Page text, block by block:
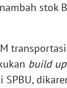
stok
build up
SPBU,